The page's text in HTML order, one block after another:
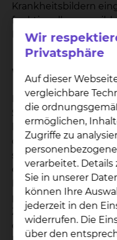
Krankheitsbildern
funktionelle,
Welche Ziele
Durch die speziellen
Schmerzen gelindert
beseitigt. Die
dabei die
sowie die
ein individueller
In der Manuellen
passive als auch
Zum einen werden
eingeschränkte
Wir
Privatsphäre
Auf dieser
vergleichbare
die
ermöglichen,
Zugriffe zu
verarbeitet.
Sie in unserer
können Ihre
jederzeit in den
widerrufen. Die
über den